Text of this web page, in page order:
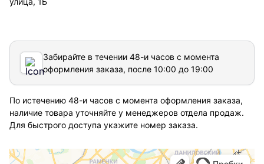
Забирайте в течении 48-и часов с момента
оформления заказа, после 10:00 до 19:00
По истечению 48-и часов с момента оформления заказа,
наличие товара уточняйте у менеджеров отдела продаж.
Для быстрого доступа укажите номер заказа.